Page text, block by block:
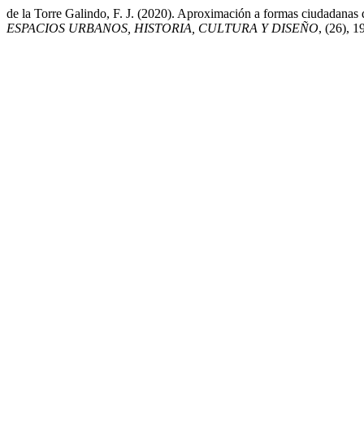
de la Torre Galindo, F. J. (2020). Aproximación a formas
ESPACIOS URBANOS, HISTORIA, CULTURA Y DISEÑO, (26),